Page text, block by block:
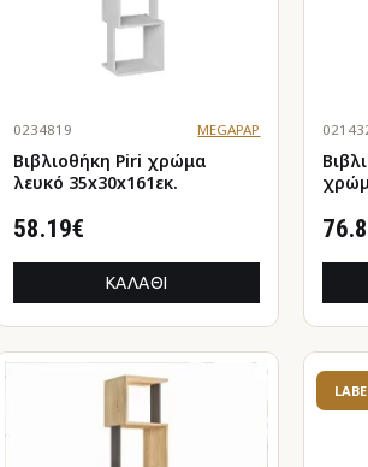
0234819 MEGAPAP
Βιβλιοθήκη Piri χρώμα
λευκό 35x30x161εκ.
58.19€
ΚΑΛΆΘΙ